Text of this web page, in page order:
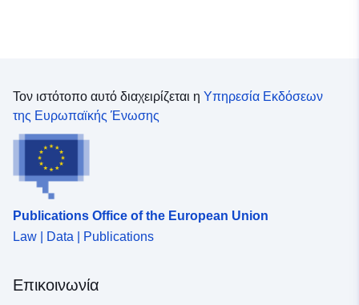
Πόρος χωρικών
δεδομένων:
Αναγνωριστικά:
120066022-wxs-2f346869-
uriRef:
Τον ιστότοπο αυτό διαχειρίζεται η Υπηρεσία Εκδόσεων
της Ευρωπαϊκής Ένωσης
Publications Office of the European Union
Law | Data | Publications
Επικοινωνία